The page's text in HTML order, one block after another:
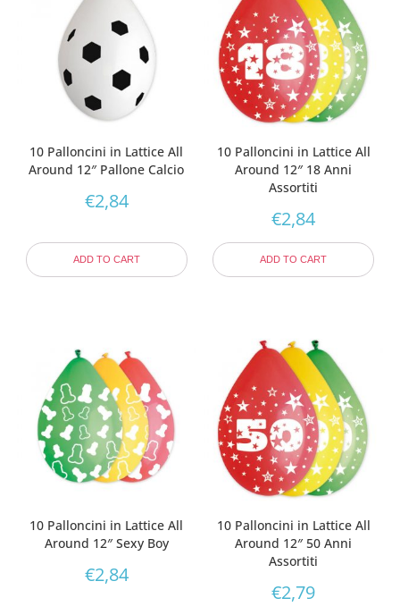
10 Palloncini in Lattice All
Around 12″ Pallone Calcio
€2,84
ADD TO CART
10 Palloncini in Lattice All
Around 12″ 18 Anni
Assortiti
€2,84
ADD TO CART
10 Palloncini in Lattice All
Around 12″ Sexy Boy
€2,84
10 Palloncini in Lattice All
Around 12″ 50 Anni
Assortiti
€2,79